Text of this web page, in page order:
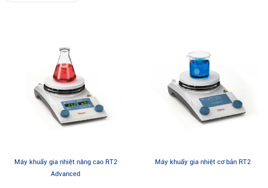
Máy khuấy gia nhiệt nâng cao RT2
Advanced
Máy khuấy gia nhiệt cơ bản RT2